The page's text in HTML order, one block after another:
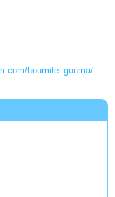
houmitei.gunma/